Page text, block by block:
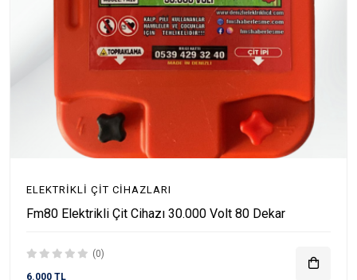
ELEKTRIKLI ÇIT CIHAZLARI
Fm80 Elektrikli Çit Cihazı 30.000 Volt 80 Dekar
(0)
6.000 TL